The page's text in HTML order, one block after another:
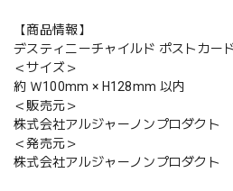
【商品情報】
デスティニーチャイルド ポストカー
＜サイズ＞
約 Ｗ100mm × H128mm 以内
＜販売元＞
株式会社アルジャーノンプロダクト
＜発売元＞
株式会社アルジャーノンプロダクト